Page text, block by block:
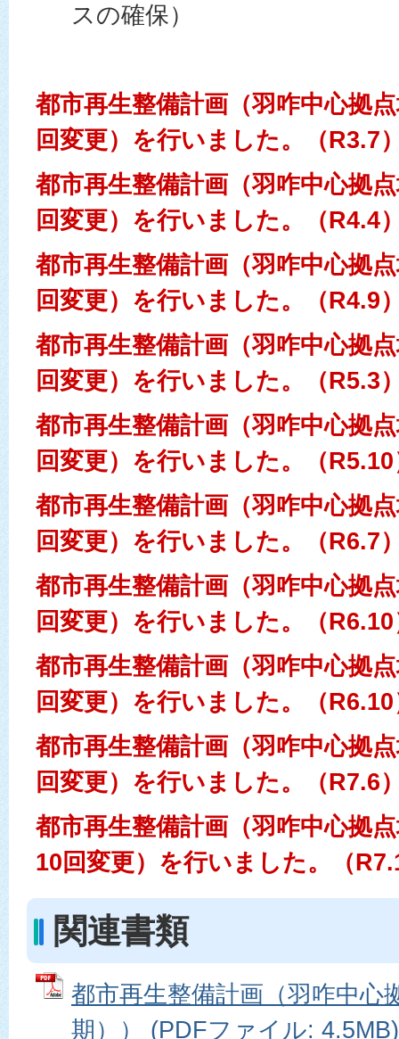
スの確保）
都市再生整備計画（羽咋中心拠
回変更）を行いました。（R3.7
都市再生整備計画（羽咋中心拠
回変更）を行いました。（R4.4
都市再生整備計画（羽咋中心拠
回変更）を行いました。（R4.9
都市再生整備計画（羽咋中心拠
回変更）を行いました。（R5.3
都市再生整備計画（羽咋中心拠
回変更）を行いました。（R5.10
都市再生整備計画（羽咋中心拠
回変更）を行いました。（R6.7
都市再生整備計画（羽咋中心拠
回変更）を行いました。（R6.10
都市再生整備計画（羽咋中心拠
回変更）を行いました。（R6.10
都市再生整備計画（羽咋中心拠
回変更）を行いました。（R7.6
都市再生整備計画（羽咋中心拠
10回変更）を行いました。（
関連書類
都市再生整備計画（羽咋中心
期）） (PDFファイル: 4.5MB)